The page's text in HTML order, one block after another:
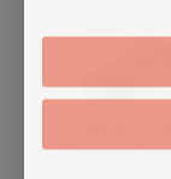
Diamant-